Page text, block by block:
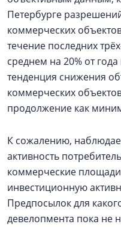
Петербурге
коммерческих
течение последних
среднем на 20% от года
тенденция снижения
коммерческих
продолжение как
К сожалению,
активность
коммерческие
инвестиционную
Предпосылок для
девелопмента пока не